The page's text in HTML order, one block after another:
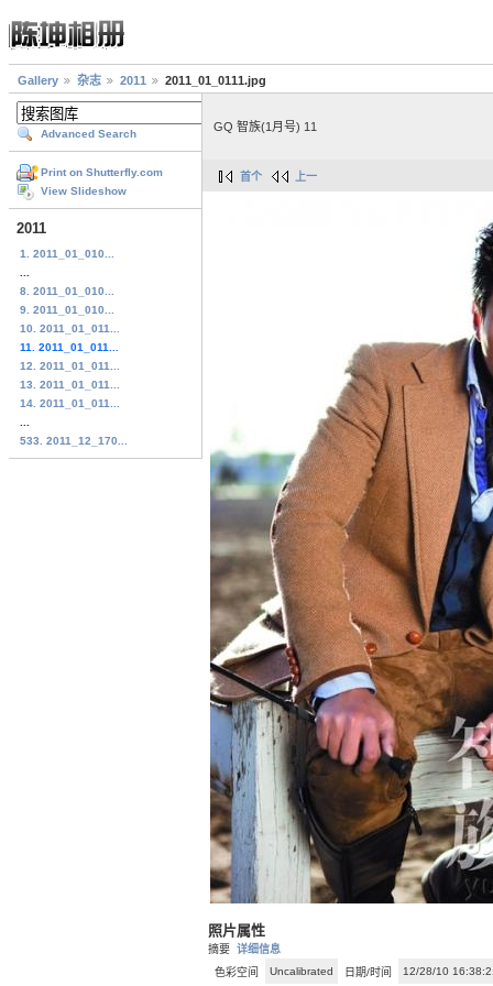
Gallery 杂志 2011 2011_01_0111.jpg
Advanced Search
Print on Shutterfly.com
View Slideshow
2011
1. 2011_01_010...
8. 2011_01_010...
9. 2011_01_010...
10. 2011_01_011...
11. 2011_01_011...
12. 2011_01_011...
13. 2011_01_011...
14. 2011_01_011...
533. 2011_12_170...
GQ 智族(1月号) 11
首个 上一
照片属性
摘要 详细信息
色彩空间
Uncalibrated 日期/时间 12/28/10